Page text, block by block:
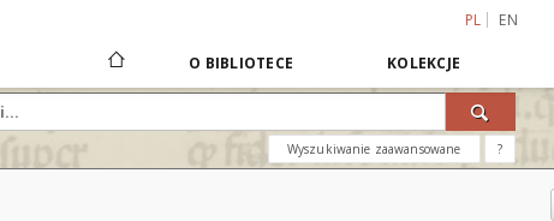
PL EN
O BIBLIOTECE KOLEKCJE
Wyszukiwanie zaawansowane ?